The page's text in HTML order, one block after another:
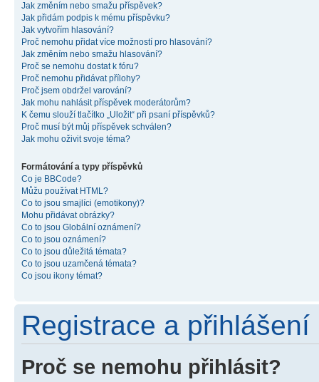
Jak změním nebo smažu příspěvek?
Jak přidám podpis k mému příspěvku?
Jak vytvořím hlasování?
Proč nemohu přidat více možností pro hlasování?
Jak změním nebo smažu hlasování?
Proč se nemohu dostat k fóru?
Proč nemohu přidávat přílohy?
Proč jsem obdržel varování?
Jak mohu nahlásit příspěvek moderátorům?
K čemu slouží tlačítko „Uložit“ při psaní příspěvků?
Proč musí být můj příspěvek schválen?
Jak mohu oživit svoje téma?
Formátování a typy příspěvků
Co je BBCode?
Můžu používat HTML?
Co to jsou smajlíci (emotikony)?
Mohu přidávat obrázky?
Co to jsou Globální oznámení?
Co to jsou oznámení?
Co to jsou důležitá témata?
Co to jsou uzamčená témata?
Co jsou ikony témat?
Registrace a přihlášení
Proč se nemohu přihlásit?